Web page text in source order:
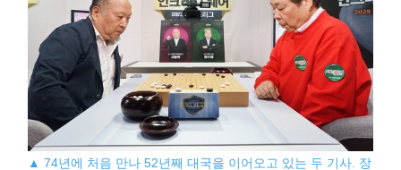
▲ 74년에 처음 만나 52년째 대국을 이어오고 있는 두 기사. 장